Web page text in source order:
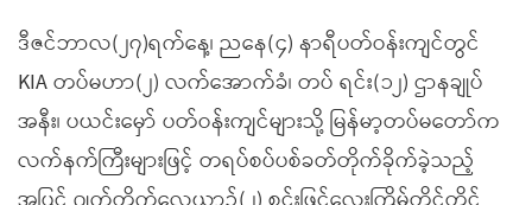
ဒီဇင်ဘာလ(၂၇)ရက်နေ့၊ ညနေ(၄) နာရီပတ်ဝန်းကျင်တွင်
KIA တပ်မဟာ(၂) လက်အောက်ခံ၊ တပ် ရင်း(၁၂) ဌာနချုပ်
အနီး၊ ပယင်းမှော် ပတ်ဝန်းကျင်များသို့ မြန်မာ့တပ်မတော်က
လက်နက်ကြီးများဖြင့် တရပ်စပ်ပစ်ခတ်တိုက်ခိုက်ခဲ့သည့်